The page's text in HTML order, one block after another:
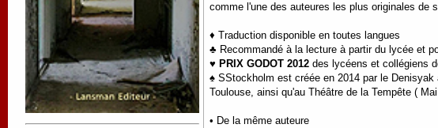
comme l'une des auteures les plus originales de
♦ Traduction disponible en toutes langues
♣ Recommandé à la lecture à partir du lycée et
♥ PRIX GODOT 2012 des lycéens et collégiens
♠ SStockholm est créée en 2014 par le
Toulouse, ainsi qu'au Théâtre de la Tempête (
• De la même auteure